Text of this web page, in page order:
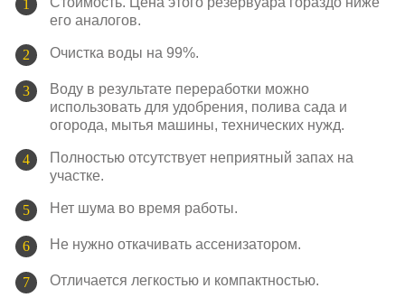
его аналогов.
Очистка воды на 99%.
Воду в результате переработки можно
использовать для удобрения, полива сада и
огорода, мытья машины, технических нужд.
Полностью отсутствует неприятный запах на
участке.
Нет шума во время работы.
Не нужно откачивать ассенизатором.
Отличается легкостью и компактностью.